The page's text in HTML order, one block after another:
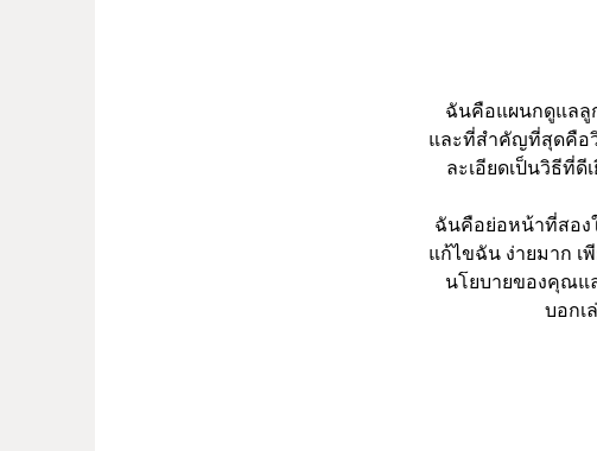
ฉันคือแผนกดูแลลู
และที่สำคัญที่สุดคือ
ละเอียดเป็นวิธีที่
ฉันคือย่อหน้าที่สอง
แก้ไขฉัน ง่ายมาก เ
นโยบายของคุณแ
บอกเ